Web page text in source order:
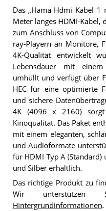
Das „Hama Hdmi Kabel
Meter langes HDMI-Kabel,
zum Anschluss von
ray-Playern an Monitore,
4K-Qualität entwickelt
Lebensdauer mit
umhüllt und verfügt über
HEC für eine optimierte
und sichere
4K (4096 x 2160)
Kinoqualität. Das Paket
mit einem eleganten,
und Audioformate
für HDMI Typ A (Standard)
und Silber erhältlich.
Das richtige Produkt zu
Wir unterstützen
Hintergrundinformationen